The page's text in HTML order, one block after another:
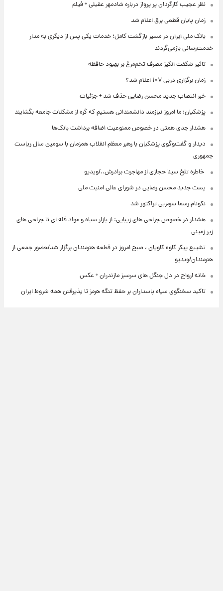
نظر عجیب کارگردان پر پرواز درباره شادمهر عقیلی + فیلم
زمان پایان قطعی برق اعلام شد
بانک ملی ایران در مسیر بازگشت کامل؛ خدمات یکی پس از دیگری به مدار
خدمت‌رسانی بازمی‌گردند
تاثیر شگفت انگیز مصرف تخم‌مرغ بر بهبود حافظه
زمان برگزاری دربی ۱۰۷ اعلام شد؟
خبر انتصاب جدید محسن رضایی حذف شد + جزئیات
پزشکیان: ما امروز نیازمند دانشمندانی هستیم که گره از مشکلات جامعه بگشایند
هشدار جدی همتی در خصوص ممنوعیت اضافه ‌برداشت بانک‌ها
دیدار و گفت‌وگوی پزشکیان با رهبر معظم انقلاب همزمان با سومین سال ریاست
جمهوری
⁨ خاطره تلخ سینا حجازی از مهاجرت برادرش../ویدیو
پست جدید محسن رضایی در شورای عالی امنیت ملی
نکونام رسما سرمربی تراکتور شد
هشدار در خصوص جراحی های زیبایی: از بازار سیاه و مواد فله ای تا جراحی های
زیر زمینی
تشییع پیکر کاوه کاویان ، صبح امروز در قطعه هنرمندان برگزار شد/حضور جمعی از
هنرمندان/ویدیو
خانه ارواح در دل جنگل های سرسبز مازندران + عکس
تاکید سخنگوی سپاه پاسداران بر حفظ تنگه هرمز تا پذیرفتن همه شروط ایران